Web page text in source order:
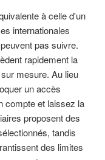
à celle d'un
internationales
pas suivre.
rapidement la
mesure. Au lieu
un accès
compte et laissez la
proposent des
tandis
des limites